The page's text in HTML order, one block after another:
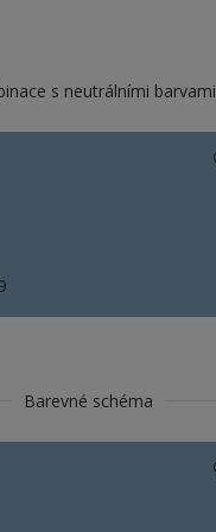
s neutrálními barvami
Barevné schéma